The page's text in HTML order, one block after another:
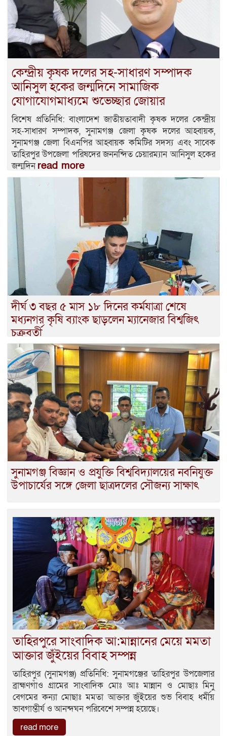
কেন্দ্রীয় কৃষক দলের সহ-সাধারণ সম্পাদক
আনিসুল হকের জন্মদিনে সামাজিক
যোগাযোগমাধ্যমে শুভেচ্ছার জোয়ার
বিশেষ প্রতিনিধি: বাংলাদেশ জাতীয়তাবাদী কৃষক দলের কেন্দ্রীয়
সহ-সাধারণ সম্পাদক, সুনামগঞ্জ জেলা কৃষক দলের আহ্বায়ক,
সুনামগঞ্জ জেলা বিএনপির আহ্বায়ক কমিটির সদস্য এবং সাবেক
তাহিরপুর উপজেলা পরিষদের জননন্দিত চেয়ারম্যান আনিসুল হকের
জন্মদিন read more
দীর্ঘ ৩ বছর ৫ মাস ১৮ দিনের কর্মযাত্রা শেষে
মধ্যনগর কৃষি ব্যাংক ছাড়লেন ম্যানেজার বিশ্বজিৎ
চক্রবর্তী
সুনামগঞ্জ বিজ্ঞান ও প্রযুক্তি বিশ্ববিদ্যালয়ের নবনিযুক্ত
উপাচার্যের সঙ্গে জেলা ছাত্রদলের সৌজন্য সাক্ষাৎ
তাহিরপুরে সাংবাদিক আ:মান্নানের মেয়ে মমতা
আক্তার জুঁইয়ের বিবাহ সম্পন্ন
তাহিরপুর (সুনামগঞ্জ) প্রতিনিধি: সুনামগঞ্জের তাহিরপুর উপজেলার
ব্রাহ্মণগাঁও গ্রামের সাংবাদিক মোঃ আঃ মান্নান ও মোছাঃ মিনু
বেগমের কন্যা মোছাঃ মমতা আক্তার জুঁইয়ের শুভ বিবাহ ধর্মীয়
ভাবগাম্ভীর্য ও আনন্দঘন পরিবেশে সম্পন্ন হয়েছে।
read more